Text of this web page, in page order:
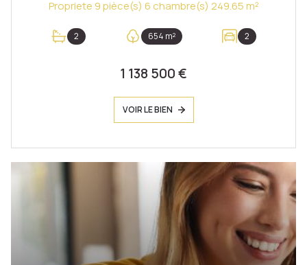
Propriete 9 pièce(s) 6 chambre(s) 249.65 m²
2 654 m² 2
1 138 500 €
VOIR LE BIEN